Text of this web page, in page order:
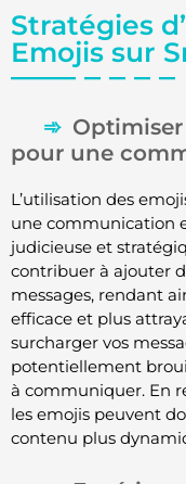
Stratégies
Emojis sur
pour une
L’utilisation des
une communication
judicieuse et
contribuer à ajouter
messages, rendant
efficace et plus
surcharger vos
potentiellement
à communiquer. En
les emojis peuvent
contenu plus